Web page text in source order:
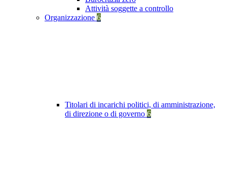
Attività soggette a controllo
Organizzazione 6
Titolari di incarichi politici, di amministrazione,
di direzione o di governo 6